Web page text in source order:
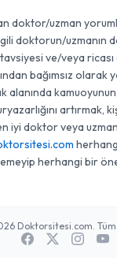
doktor/uzman
doktorun/uzmanın
ve/veya ricası
bağımsız olarak
alanında
artırmak,
iyi doktor veya
herhangi bir
Doktorsitesi.com. Tüm